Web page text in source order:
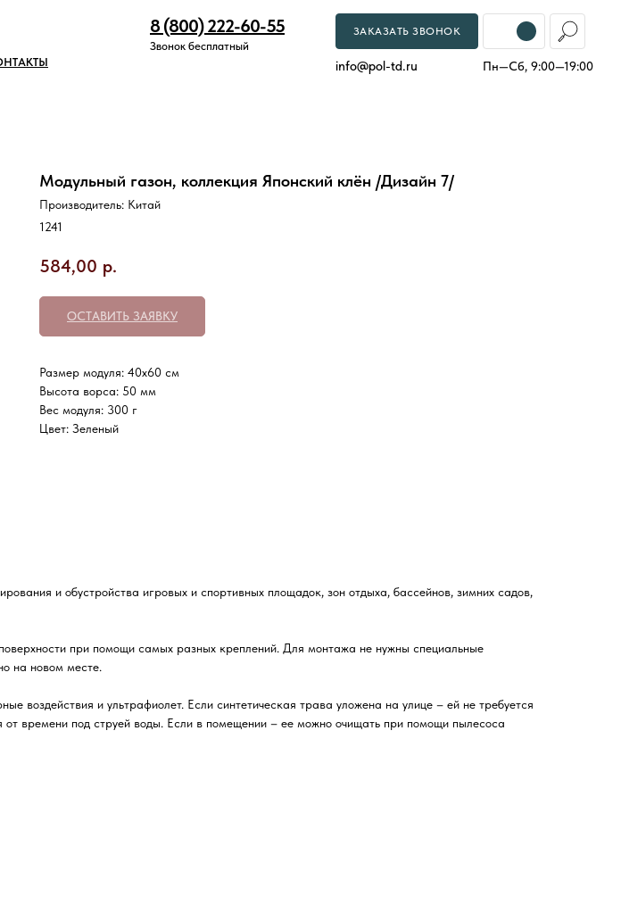
ЗАКАЗАТЬ ЗВОНОК
8 (800) 222-60-55
Пн—Сб, 9:00—19:00
info@pol-td.ru
Звонок бесплатный
Модульный газон, коллекция Японский клён /Дизайн 7/
Производитель: Китай
1241
584,00 р.
ОСТАВИТЬ ЗАЯВКУ
Размер модуля: 40х60 см
Высота ворса: 50 мм
Вес модуля: 300 г
Цвет: Зеленый
и обустройства игровых и спортивных площадок, зон отдыха, бассейнов, зимних садов,
при помощи самых разных креплений. Для монтажа не нужны специальные
на новом месте.
и ультрафиолет. Если синтетическая трава уложена на улице – ей не требуется
времени под струей воды. Если в помещении – ее можно очищать при помощи пылесоса